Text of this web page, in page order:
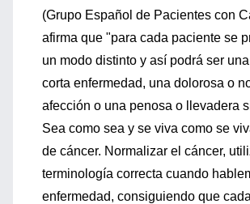
(Grupo Español de Pacientes con
afirma que "para cada paciente se
un modo distinto y así podrá ser
corta enfermedad, una dolorosa o
afección o una penosa o llevadera
Sea como sea y se viva como se
de cáncer. Normalizar el cáncer,
terminología correcta cuando
enfermedad, consiguiendo que